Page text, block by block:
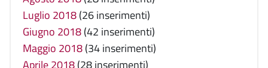
Luglio 2018(26 inserimenti)
Giugno 2018(42 inserimenti)
Maggio 2018(34 inserimenti)
Aprile 2018(28 inserimenti)